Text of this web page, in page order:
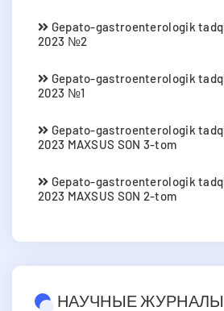
Gepato-gastroenterologik
2023 №2
Gepato-gastroenterologik
2023 №1
Gepato-gastroenterologik
2023 MAXSUS SON 3-tom
Gepato-gastroenterologik
2023 MAXSUS SON 2-tom
НАУЧНЫЕ ЖУРНАЛЫ